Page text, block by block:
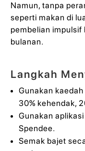
Namun, tanpa
seperti makan di
pembelian impulsif
bulanan.
Langkah
Gunakan
30% kehendak,
Gunakan
Spendee.
Semak bajet